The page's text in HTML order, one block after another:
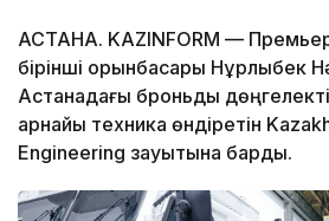
АСТАНА. KAZINFORM —
бірінші орынбасары Нұрлыбек
Астанадағы броньды
арнайы техника өндіретін
Engineering зауытына барды.